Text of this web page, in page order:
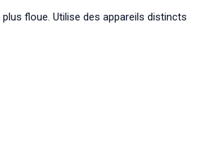
floue. Utilise des appareils distincts